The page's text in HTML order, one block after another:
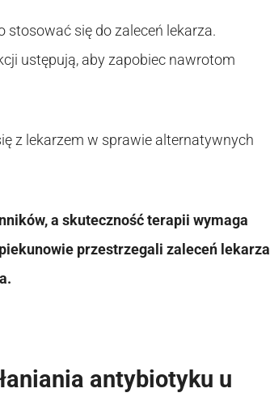
się do zaleceń lekarza.
ustępują, aby zapobiec nawrotom
z lekarzem w sprawie alternatywnych
a skuteczność terapii wymaga
przestrzegali zaleceń lekarza
antybiotyku u